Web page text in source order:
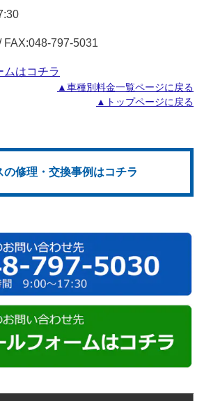
797-5031
ムはコチラ
▲車種別料金一覧ページに戻る
▲トップページに戻る
の修理・交換事例はコチラ